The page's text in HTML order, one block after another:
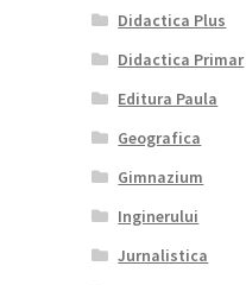
Didactica Plus
Didactica Primar
Editura Paula
Geografica
Gimnazium
Inginerului
Jurnalistica